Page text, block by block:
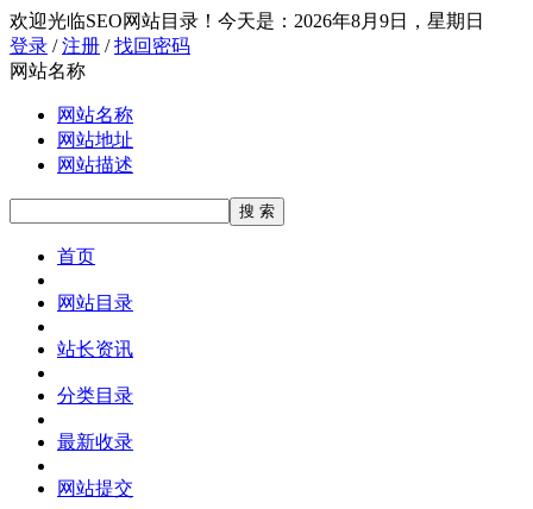
欢迎光临SEO网站目录！ 今天是：2026年8月9日，星期日
登录 /注册 /找回密码
网站名称
网站名称
网站地址
网站描述
首页
网站目录
站长资讯
分类目录
最新收录
网站提交